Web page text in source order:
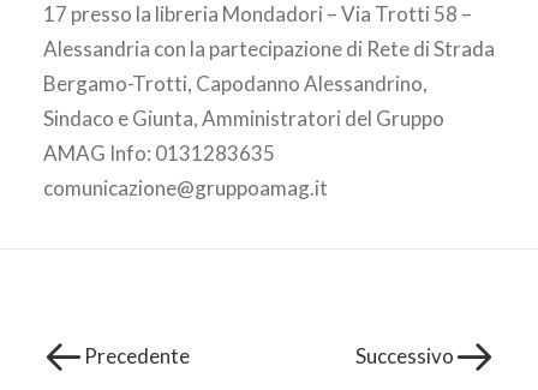
17 presso la libreria Mondadori – Via Trotti 58 –
Alessandria con la partecipazione di Rete di Strada
Bergamo-Trotti, Capodanno Alessandrino,
Sindaco e Giunta, Amministratori del Gruppo
AMAG Info: 0131283635
comunicazione@gruppoamag.it
Precedente Successivo